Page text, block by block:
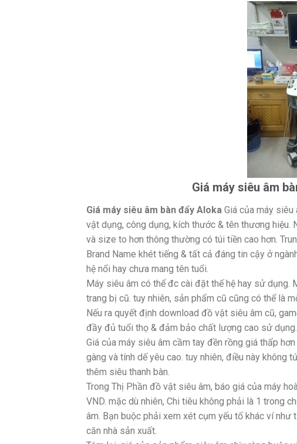
Giá máy siêu âm
Giá máy siêu âm bàn đẩy Aloka Giá của máy siêu
vật dụng, công dụng, kích thước & tên thương hiệu.
và size to hơn thông thường có túi tiền cao hơn.
Brand Name khét tiếng & tất cả đáng tin cậy ở
hệ nổi hay chưa mang tên tuổi.
Máy siêu âm có thể đc cài đặt thế hệ hay sử dụng.
trang bị cũ. tuy nhiên, sản phẩm cũ cũng có thể là
Nếu ra quyết định download đồ vật siêu âm cũ,
đầy đủ tuổi thọ & đảm bảo chất lượng cao sử dụng.
Giá của máy siêu âm cầm tay đền rồng giá thấp
gàng và tính dế yêu cao. tuy nhiên, điều này
thêm siêu thanh bàn.
Trong Thị Phần đồ vật siêu âm, báo giá của máy
VND. mặc dù nhiên, Chi tiêu không phải là 1 trong
âm. Bạn buộc phải xem xét cụm yếu tố khác ví
căn nhà sản xuất.